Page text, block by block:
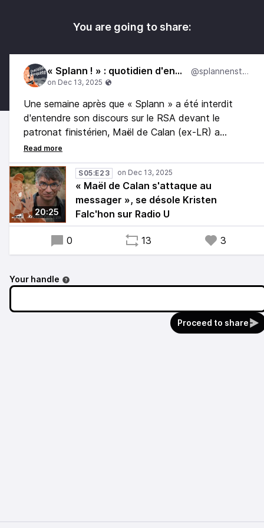
You are going to share:
« Splann ! » : quotidien d'enquête @splannenstudio
Une semaine après que « Splann » a été interdit
d'entendre son discours sur le RSA devant le
patronat finistérien, Maël de Calan (ex-LR) a
multiplié les attaques contre notre média. Y compris
depuis l'hémicycle du conseil départemental, dont il
est le président.
Une stratégie du dénigrement dénoncée par Kristen
Falc'hon, sur Radio U. La vidéo de son expulsion a
20:25
S05:E23
« Maël de Calan s'attaque au
messager », se désole Kristen
Falc'hon sur Radio U
0 13 3
Your handle
Proceed to share